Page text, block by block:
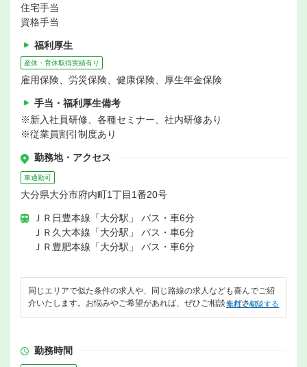
住宅手当
資格手当
福利厚生
産休・育休取得実績有り
雇用保険、労災保険、健康保険、厚生年金保険
手当・福利厚生備考
※新入社員研修、各種セミナー、社内研修あり
※従業員割引制度あり
勤務地・アクセス
車通勤可
大分県大分市府内町1丁目1番20号
ＪＲ日豊本線「大分駅」 バス・車6分
ＪＲ久大本線「大分駅」 バス・車6分
ＪＲ豊肥本線「大分駅」 バス・車6分
同じエリアで似た条件の求人や、同じ路線の求人なども喜んでご紹
介いたします。お悩みやご希望があれば、ぜひご相談ください。
無料で相談する
勤務時間